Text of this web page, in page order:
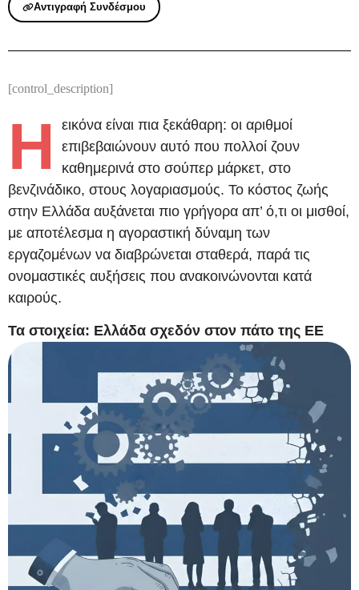
Αντιγραφή Συνδέσμου
[control_description]
Η
εικόνα είναι πια ξεκάθαρη: οι αριθμοί
επιβεβαιώνουν αυτό που πολλοί ζουν
καθημερινά στο σούπερ μάρκετ, στο
βενζινάδικο, στους λογαριασμούς. Το κόστος ζωής
στην Ελλάδα αυξάνεται πιο γρήγορα απ’ ό,τι οι μισθοί,
με αποτέλεσμα η αγοραστική δύναμη των
εργαζομένων να διαβρώνεται σταθερά, παρά τις
ονομαστικές αυξήσεις που ανακοινώνονται κατά
καιρούς.
Τα στοιχεία: Ελλάδα σχεδόν στον πάτο της ΕΕ